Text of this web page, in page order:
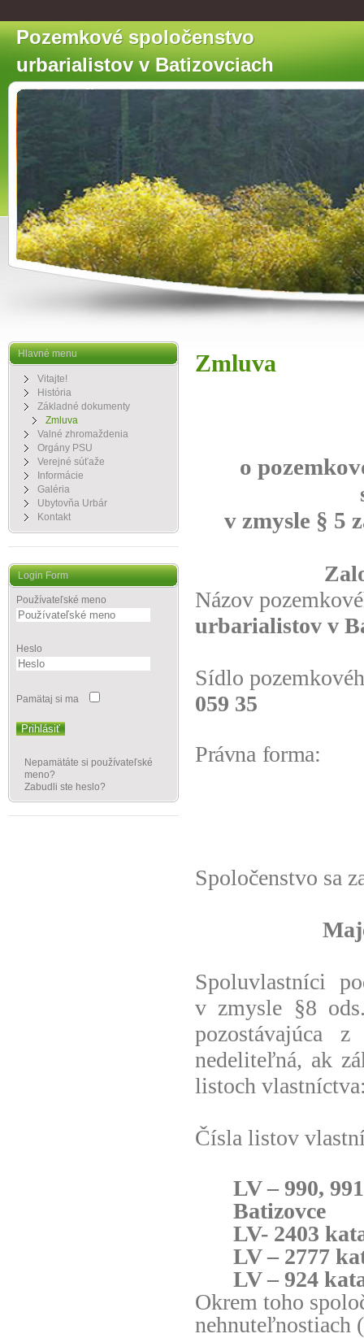
Pozemkové spoločenstvo
urbarialistov v Batizovciach
Hlavné menu
Vitajte!
História
Základné dokumenty
Zmluva
Valné zhromaždenia
Orgány PSU
Verejné súťaže
Informácie
Galéria
Ubytovňa Urbár
Kontakt
Login Form
Používateľské meno
Heslo
Pamätaj si ma
Prihlásiť
Nepamätáte si používateľské
meno?
Zabudli ste heslo?
Zmluva
o
v zmysle § 5
Názov
urbarialistov v
Sídlo
059 35
Právna
Spoločenstvo sa
Spoluvlastníci
v zmysle §8
pozostávajúca
nedeliteľná, ak
listoch
Čísla listov
LV – 990,
Batizovce
LV- 2403
LV – 2777
LV – 924
Okrem toho
nehnuteľnostiach